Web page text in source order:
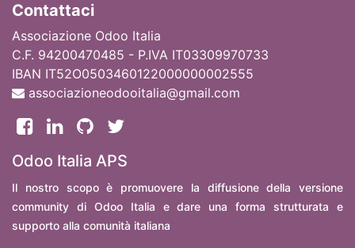
Contattaci
Associazione Odoo Italia
C.F. 94200470485 - P.IVA IT03309970733
IBAN IT52O0503460122000000002555
associazioneodooitalia@gmail.com
Odoo Italia APS
Il nostro scopo è promuovere la diffusione della versione
community di Odoo Italia e dare una forma strutturata e
supporto alla comunità italiana